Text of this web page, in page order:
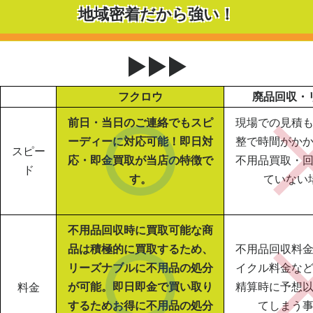
地域密着だから強い！
▶▶▶
フクロウ 廃品回収・
スピー
ド
前日・当日のご連絡でもスピ
ーディーに対応可能！即日対
応・即金買取が当店の特徴で
す。
現場での見積
整で時間がか
不用品買取・
ていない
料金
不用品回収時に買取可能な商
品は積極的に買取するため、
リーズナブルに不用品の処分
が可能。即日即金で買い取り
するためお得に不用品の処分
不用品回収料
イクル料金な
精算時に予想
てしまう